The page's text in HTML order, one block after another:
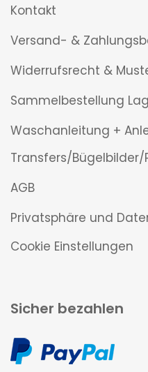
Kontakt
Versand- &
Widerrufsrecht &
Sammelbestellung
Waschanleitung +
Transfers/Bügelbilder/
AGB
Privatsphäre und
Cookie Einstellungen
Sicher bezahlen